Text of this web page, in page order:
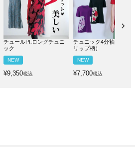
チュールPt.ロングチュニ
ック
NEW
¥9,350税込
チュニック4分袖（チュ
リップ柄）
NEW
¥7,700税込